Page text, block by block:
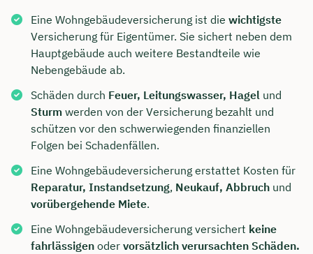
Eine Wohngebäudeversicherung ist die wichtigste
Versicherung für Eigentümer. Sie sichert neben dem
Hauptgebäude auch weitere Bestandteile wie
Nebengebäude ab.
Schäden durch Feuer, Leitungswasser, Hagel und
Sturm werden von der Versicherung bezahlt und
schützen vor den schwerwiegenden finanziellen
Folgen bei Schadenfällen.
Eine Wohngebäudeversicherung erstattet Kosten für
Reparatur, Instandsetzung, Neukauf, Abbruch und
vorübergehende Miete.
Eine Wohngebäudeversicherung versichert keine
fahrlässigen oder vorsätzlich verursachten Schäden.